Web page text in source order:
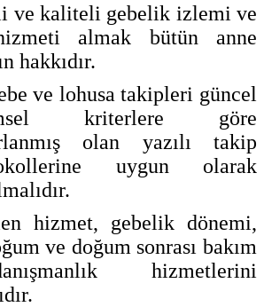
ve kaliteli gebelik izlemi ve
almak bütün anne
hakkıdır.
ve lohusa takipleri güncel
kriterlere göre
olan yazılı takip
uygun olarak
hizmet, gebelik dönemi,
ve doğum sonrası bakım
hizmetlerini